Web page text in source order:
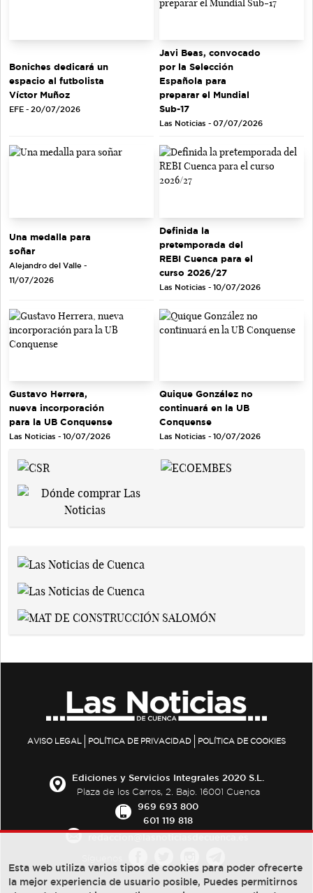
Boniches dedicará un
espacio al futbolista
Víctor Muñoz
EFE - 20/07/2026
Javi Beas, convocado
por la Selección
Española para
preparar el Mundial
Sub-17
Las Noticias - 07/07/2026
Una medalla para
soñar
Alejandro del Valle -
11/07/2026
Definida la
pretemporada del
REBI Cuenca para el
curso 2026/27
Las Noticias - 10/07/2026
Gustavo Herrera,
nueva incorporación
para la UB Conquense
Las Noticias - 10/07/2026
Quique González no
continuará en la UB
Conquense
Las Noticias - 10/07/2026
AVISO LEGAL POLÍTICA DE PRIVACIDAD POLÍTICA DE COOKIES
Ediciones y Servicios Integrales 2020 S.L.
Plaza de los Carros, 2. Bajo. 16001 Cuenca
969 693 800
601 119 818
Esta web utiliza varios tipos de cookies para poder ofrecerte
la mejor experiencia de usuario posible, Puedes permitirnos